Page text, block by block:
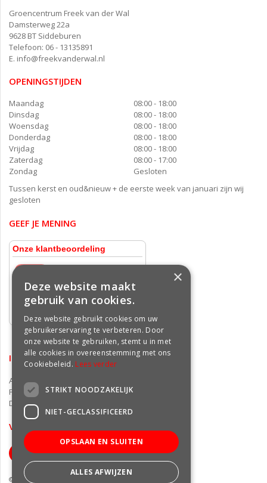
Groencentrum Freek van der Wal
Damsterweg 22a
9628 BT Siddeburen
Telefoon: 06 - 13135891
E. info@freekvanderwal.nl
OPENINGSTIJDEN
Maandag
08:00 - 18:00
Dinsdag
08:00 - 18:00
Woensdag
08:00 - 18:00
Donderdag
08:00 - 18:00
Vrijdag
08:00 - 18:00
Zaterdag
08:00 - 17:00
Zondag
Gesloten
Tussen kerst en oud&nieuw + de eerste week van januari zijn wij
gesloten
GEEF JE MENING
INFORMATIE
Algemene voorwaarden
Privacy statement
Disclaimer
VOLG ONS OP FACEBOOK
© Groencentrum Freek van der Wal
×
Deze website maakt
gebruik van cookies.
Deze website gebruikt cookies om uw
gebruikerservaring te verbeteren. Door
onze website te gebruiken, stemt u in met
alle cookies in overeenstemming met ons
Cookiebeleid. Lees verder
STRIKT NOODZAKELIJK
NIET-GECLASSIFICEERD
OPSLAAN EN SLUITEN
ALLES AFWIJZEN